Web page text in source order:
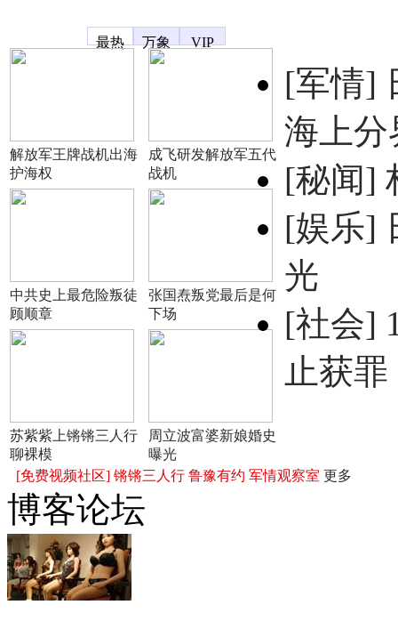
最热
万象 VIP
解放军王牌战机出海
护海权
成飞研发解放军五代
战机
中共史上最危险叛徒
顾顺章
张国焘叛党最后是何
下场
苏紫紫上锵锵三人行
聊裸模
周立波富婆新娘婚史
曝光
[军情]
海上分
[秘闻]
[娱乐]
光
[社会]
止获罪
[免费视频社区] 锵锵三人行 鲁豫有约 军情观察室 更多
博客论坛